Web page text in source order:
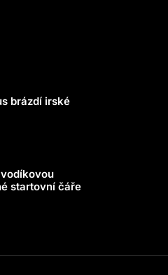
brázdí irské
startovní čáře